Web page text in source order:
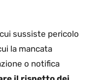
sussiste pericolo
la mancata
o notifica